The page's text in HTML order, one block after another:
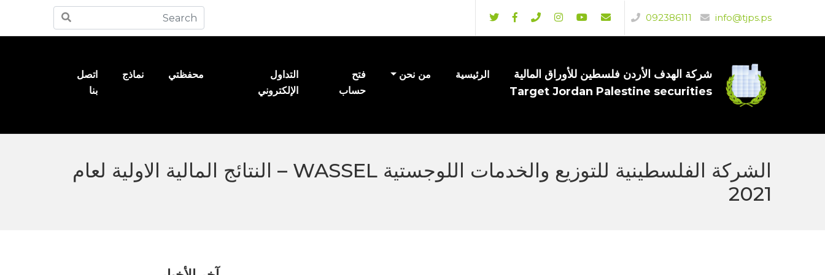
info@tjps.ps
092386111
شركة الهدف الأردن فلسطين للأوراق المالية
Target Jordan Palestine securities
الرئيسية من نحن
فتح
حساب
التداول
الإلكتروني
محفظتي نماذج
اتصل
بنا
الشركة الفلسطينية للتوزيع والخدمات اللوجستية WASSEL – النتائج المالية الاولية لعام
2021